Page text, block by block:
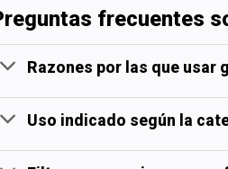
frecuentes
Razones por las que usar
Uso indicado según la